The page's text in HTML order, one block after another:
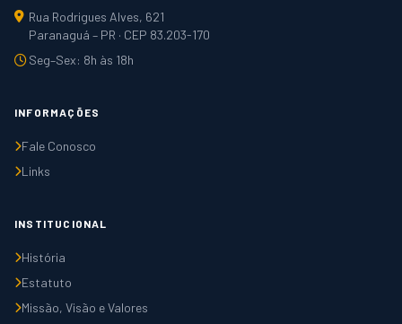
Rua Rodrigues Alves, 621
Paranaguá – PR · CEP 83.203-170
Seg–Sex: 8h às 18h
INFORMAÇÕES
Fale Conosco
Links
INSTITUCIONAL
História
Estatuto
Missão, Visão e Valores